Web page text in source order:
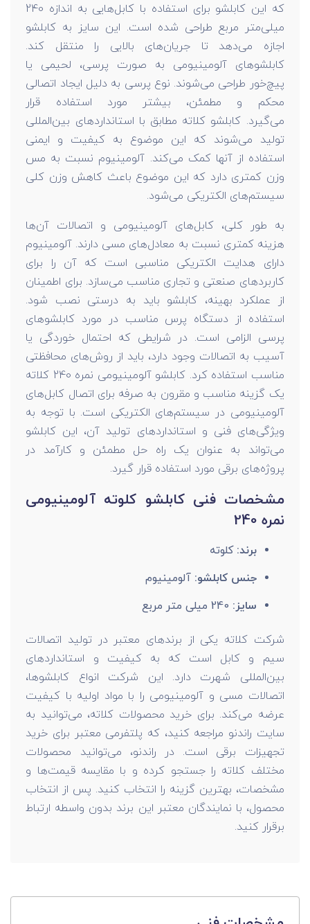
که این کابلشو برای استفاده با کابل‌هایی به اندازه 240
میلی‌متر مربع طراحی شده است. این سایز به کابلشو
اجازه می‌دهد تا جریان‌های بالایی را منتقل کند.
کابلشوهای آلومینیومی به صورت پرسی، لحیمی یا
پیچ‌خور طراحی می‌شوند. نوع پرسی به دلیل ایجاد اتصالی
محکم و مطمئن، بیشتر مورد استفاده قرار
می‌گیرد. کابلشو کلاته مطابق با استانداردهای بین‌المللی
تولید می‌شوند که این موضوع به کیفیت و ایمنی
استفاده از آنها کمک می‌کند. آلومینیوم نسبت به مس
وزن کمتری دارد که این موضوع باعث کاهش وزن کلی
سیستم‌های الکتریکی می‌شود.
به طور کلی، کابل‌های آلومینیومی و اتصالات آن‌ها
هزینه کمتری نسبت به معادل‌های مسی دارند. آلومینیوم
دارای هدایت الکتریکی مناسبی است که آن را برای
کاربردهای صنعتی و تجاری مناسب می‌سازد. برای اطمینان
از عملکرد بهینه، کابلشو باید به درستی نصب شود.
استفاده از دستگاه پرس مناسب در مورد کابلشوهای
پرسی الزامی است. در شرایطی که احتمال خوردگی یا
آسیب به اتصالات وجود دارد، باید از روش‌های محافظتی
مناسب استفاده کرد. کابلشو آلومینیومی نمره 240 کلاته
یک گزینه مناسب و مقرون به صرفه برای اتصال کابل‌های
آلومینیومی در سیستم‌های الکتریکی است. با توجه به
ویژگی‌های فنی و استانداردهای تولید آن، این کابلشو
می‌تواند به عنوان یک راه‌ حل مطمئن و کارآمد در
پروژه‌های برقی مورد استفاده قرار گیرد.
مشخصات فنی کابلشو کلوته آلومینیومی
نمره 240
برند: کلوته
جنس کابلشو:آلومینیوم
سایز: 240 میلی متر مربع
شرکت کلاته یکی از برندهای معتبر در تولید اتصالات
سیم و کابل است که به کیفیت و استانداردهای
بین‌المللی شهرت دارد. این شرکت انواع کابلشوها،
اتصالات مسی و آلومینیومی را با مواد اولیه با کیفیت
عرضه می‌کند. برای خرید محصولات کلاته، می‌توانید به
سایت راندنو مراجعه کنید، که پلتفرمی معتبر برای خرید
تجهیزات برقی است. در راندنو، می‌توانید محصولات
مختلف کلاته را جستجو کرده و با مقایسه قیمت‌ها و
مشخصات، بهترین گزینه را انتخاب کنید. پس از انتخاب
محصول، با نمایندگان معتبر این برند بدون واسطه ارتباط
برقرار کنید.